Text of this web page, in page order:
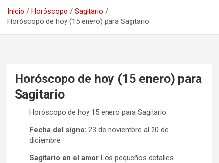
Inicio Horóscopo
Sagitario
Horóscopo de hoy (15 enero) para Sagitario
Horóscopo de hoy (15 enero) para
Sagitario
Horóscopo de hoy 15 enero para Sagitario
Fecha del signo: 23 de noviembre al 20 de
diciembre
Sagitario en el amor Los pequeños detalles